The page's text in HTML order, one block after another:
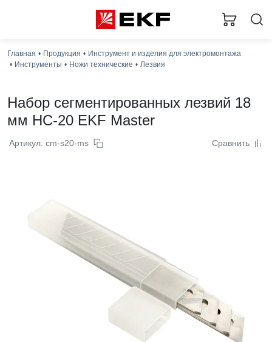
Главная Продукция
Инструмент и изделия для электромонтажа
Инструменты
Ножи технические Лезвия
Набор сегментированных лезвий 18
мм НС-20 EKF Master
Артикул: cm-s20-ms Сравнить